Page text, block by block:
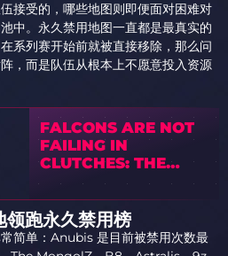
接受的，哪些地图则即便面对困难对
中。永久禁用地图一直都是最真实的
系列赛开始前就被直接移除，那么问
，而是队伍从根本上不愿意投入资源
FALCONS ARE NOT
FAILING IN
CLUTCHES: THE
MAIN PROBLEM IS
KYOUSUKE
跑永久禁用榜
简单：Anubis 是目前被禁用次数最